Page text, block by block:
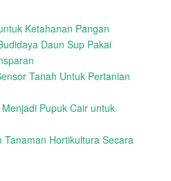
Ketahanan Pangan
Daun Sup Pakai
Tanah Untuk Pertanian
Pupuk Cair untuk
Hortikultura Secara